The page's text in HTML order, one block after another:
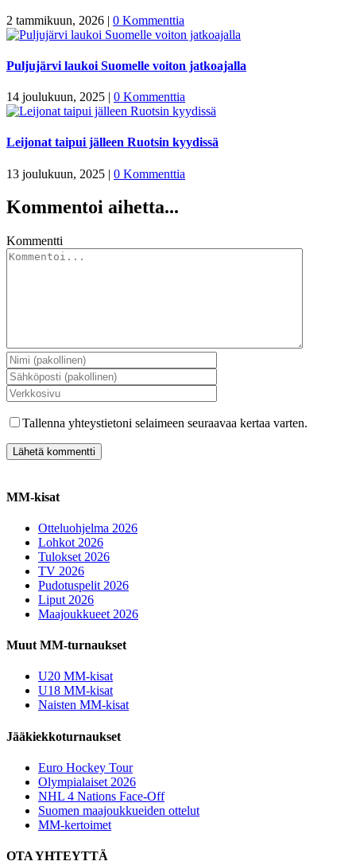
2 tammikuun, 2026 | 0 Kommenttia
Puljujärvi laukoi Suomelle voiton jatkoajalla
14 joulukuun, 2025 | 0 Kommenttia
Leijonat taipui jälleen Ruotsin kyydissä
13 joulukuun, 2025 | 0 Kommenttia
Kommentoi aihetta...
Kommentti
Tallenna yhteystietoni selaimeen seuraavaa kertaa varten.
MM-kisat
Otteluohjelma 2026
Lohkot 2026
Tulokset 2026
TV 2026
Pudotuspelit 2026
Liput 2026
Maajoukkueet 2026
Muut MM-turnaukset
U20 MM-kisat
U18 MM-kisat
Naisten MM-kisat
Jääkiekkoturnaukset
Euro Hockey Tour
Olympialaiset 2026
NHL 4 Nations Face-Off
Suomen maajoukkueiden ottelut
MM-kertoimet
OTA YHTEYTTÄ